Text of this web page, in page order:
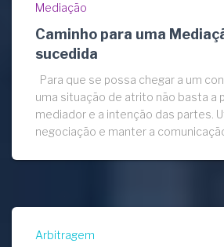
Mediação
Caminho para uma
sucedida
Para que se possa chegar a um
uma situação de atrito não basta a
mediador e a intenção das partes.
negociação e manter a
Arbitragem